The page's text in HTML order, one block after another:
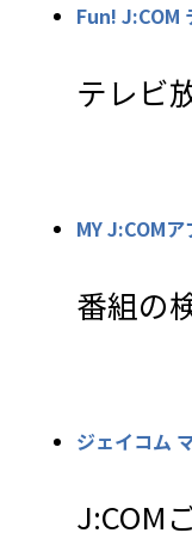
Fun! J:COM
テレビ
MY J:COMア
番組の
ジェイコム
J:COM